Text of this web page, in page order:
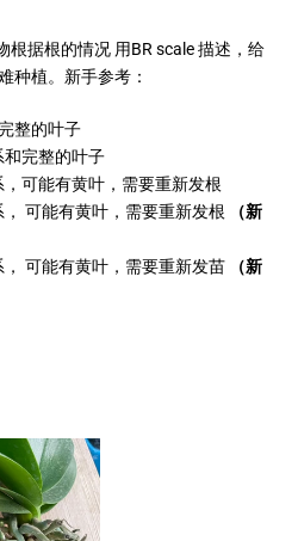
根据根的情况 用BR scale 描述，给
种植。新手参考：
整的叶子
和完整的叶子
可能有黄叶，需要重新发根
可能有黄叶，需要重新发根
（新
可能有黄叶，需要重新发苗
（新